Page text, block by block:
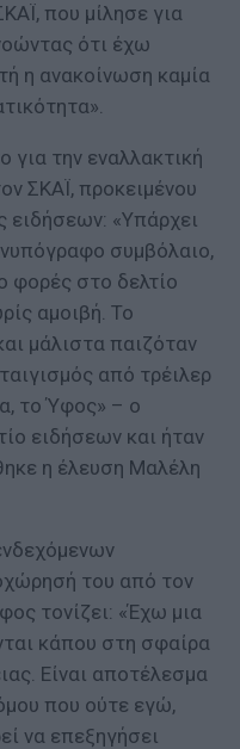
που μίλησε για
ότι έχω
η ανακοίνωση καμία
για την εναλλακτική
ΣΚΑΪ, προκειμένου
ειδήσεων: «Υπάρχει
συμβόλαιο,
φορές στο δελτίο
αμοιβή. Το
μάλιστα παιζόταν
από τρέιλερ
το Ύφος» – ο
ειδήσεων και ήταν
η έλευση Μαλέλη
του από τον
τονίζει: «Έχω μια
κάπου στη σφαίρα
Είναι αποτέλεσμα
που ούτε εγώ,
να επεξηγήσει